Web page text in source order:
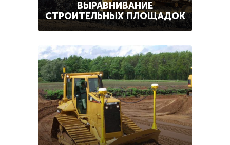
ВЫРАВНИВАНИЕ
СТРОИТЕЛЬНЫХ ПЛОЩАДОК